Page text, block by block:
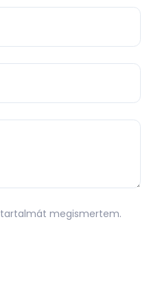
tartalmát megismertem.